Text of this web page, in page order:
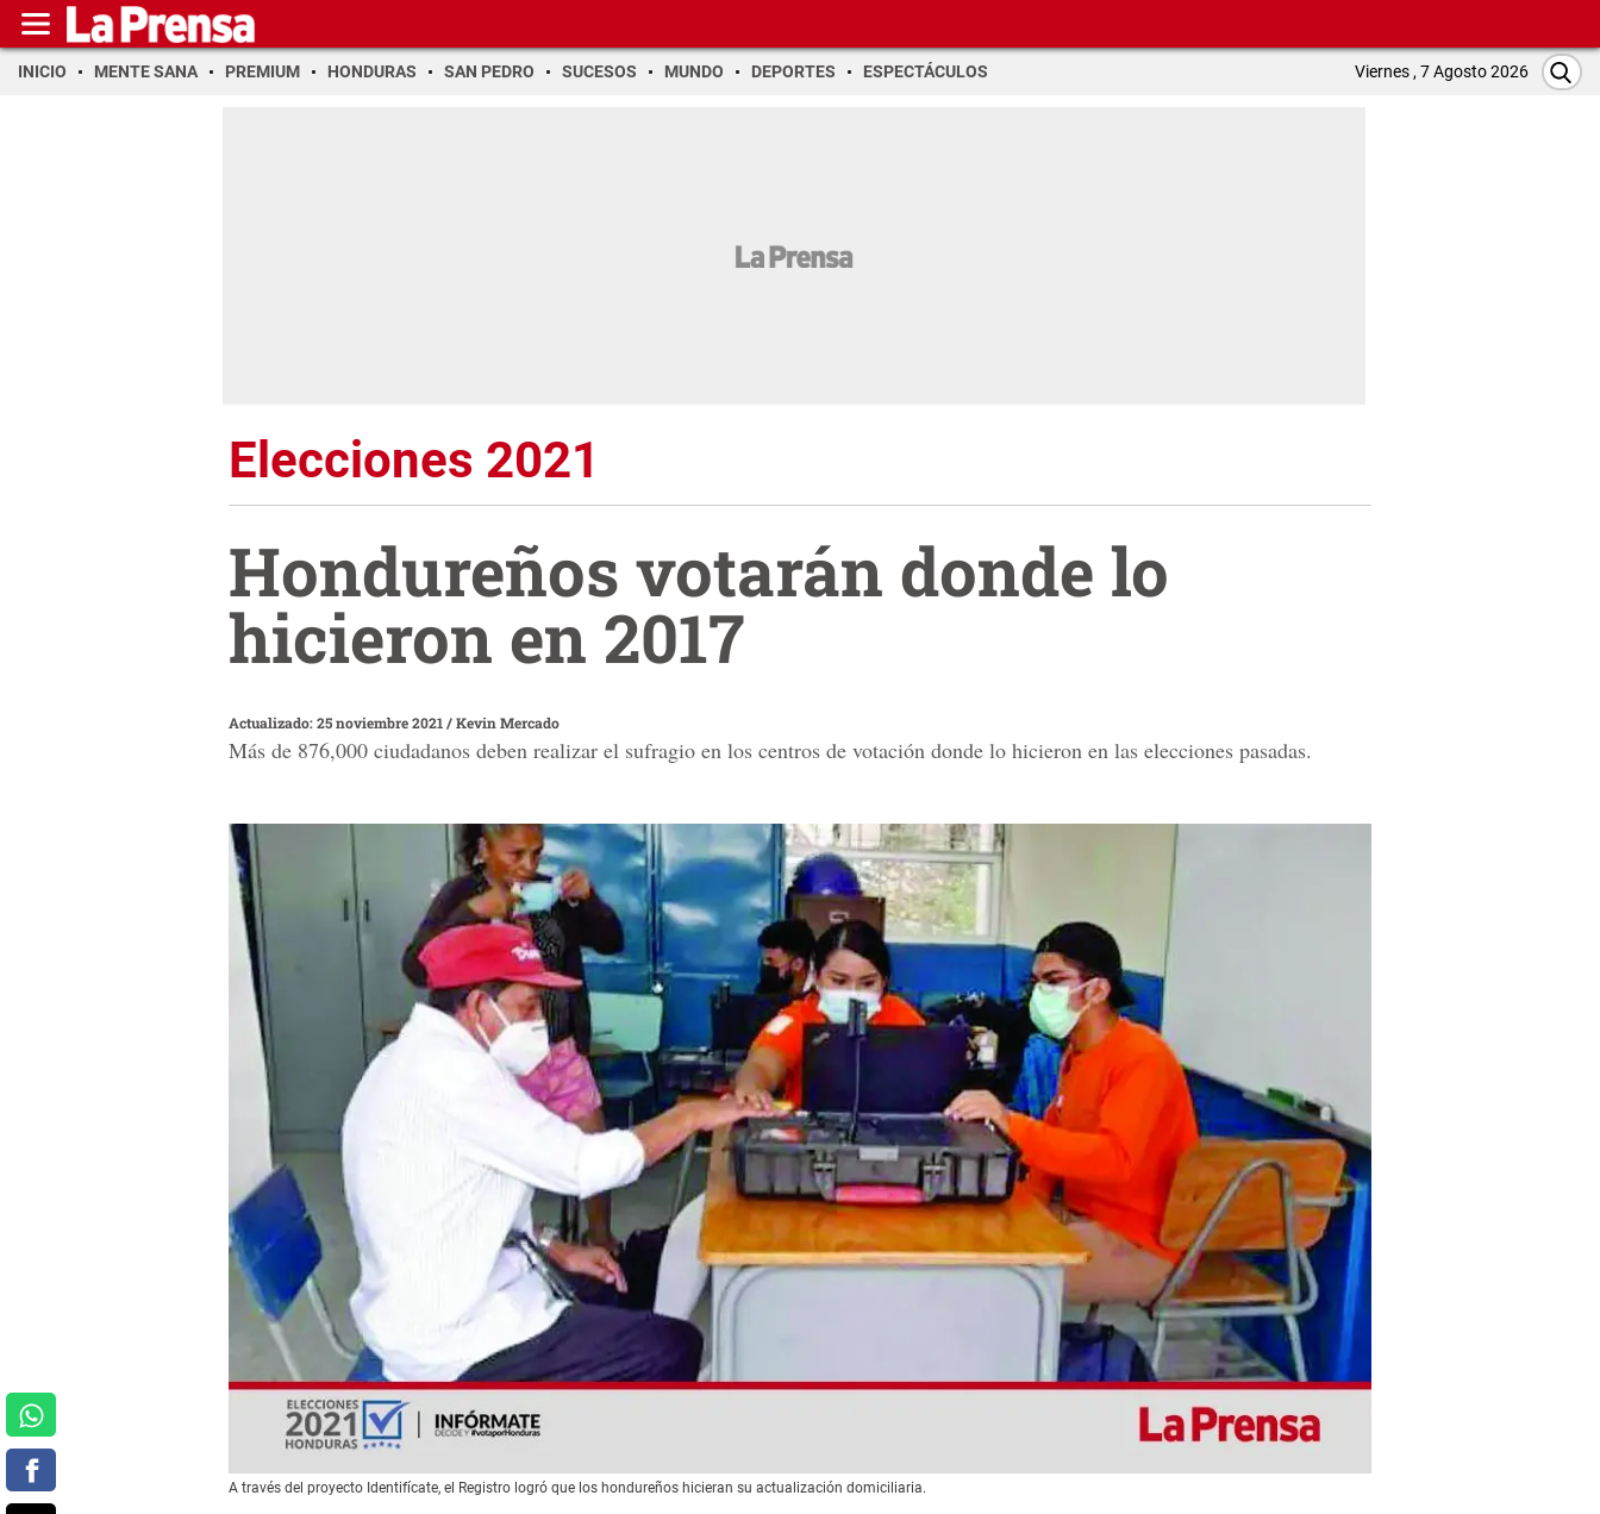
INICIO MENTE SANA PREMIUM HONDURAS SAN PEDRO SUCESOS MUNDO DEPORTES ESPECTÁCULOS Viernes , 7 Agosto 2026
Elecciones 2021
Hondureños votarán donde lo
hicieron en 2017
Actualizado: 25 noviembre 2021 /Kevin Mercado
Más de 876,000 ciudadanos deben realizar el sufragio en los centros de votación donde lo hicieron en las elecciones pasadas.
A través del proyecto Identifícate, el Registro logró que los hondureños hicieran su actualización domiciliaria.